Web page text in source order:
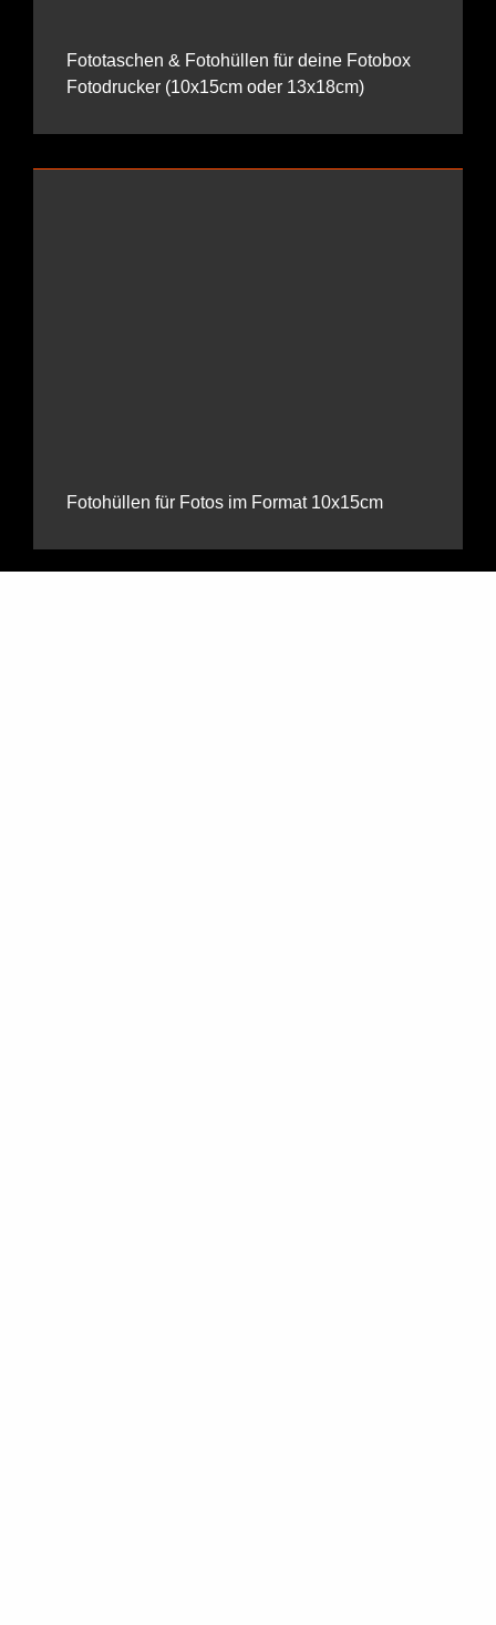
Fototaschen & Fotohüllen für deine Fotobox
Fotodrucker (10x15cm oder 13x18cm)
Fotohüllen für Fotos im Format 10x15cm